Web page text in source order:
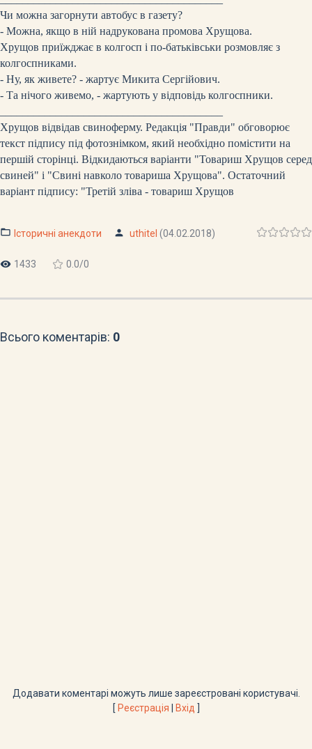
Чи можна загорнути автобус в газету?
- Можна, якщо в ній надрукована промова Хрущова.
Хрущов приїжджає в колгосп і по-батьківськи розмовляє з
колгоспниками.
- Ну, як живете? - жартує Микита Сергійович.
- Та нічого живемо, - жартують у відповідь колгоспники.
Хрущов відвідав свиноферму. Редакція "Правди" обговорює
текст підпису під фотознімком, який необхідно помістити на
першій сторінці. Відкидаються варіанти "Товариш Хрущов серед
свиней" і "Свині навколо товариша Хрущова". Остаточний
варіант підпису: "Третій зліва - товариш Хрущов
Історичні анекдоти uthitel (04.02.2018)
1433 0.0/0
Всього коментарів: 0
Додавати коментарі можуть лише зареєстровані користувачі.
[ Реєстрація Вхід